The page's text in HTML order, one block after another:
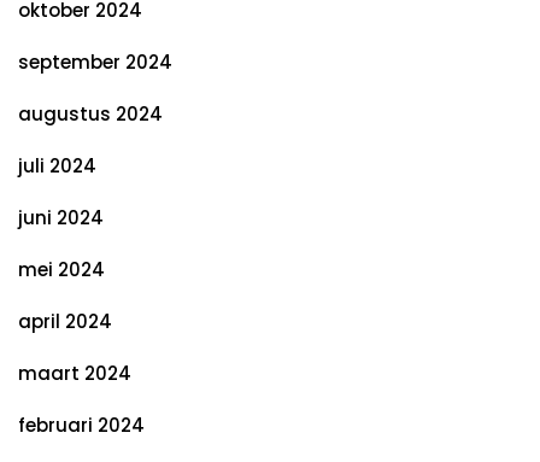
oktober 2024
september 2024
augustus 2024
juli 2024
juni 2024
mei 2024
april 2024
maart 2024
februari 2024